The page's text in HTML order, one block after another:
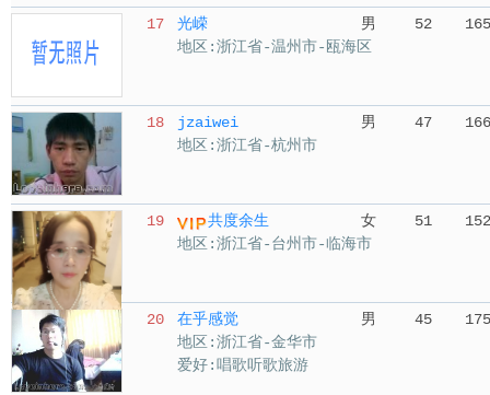
17 光嵘 男 52
165
地区:浙江省-温州市-瓯海区
18 jzaiwei 男 47
166
地区:浙江省-杭州市
19 共度余生 女 51
152
地区:浙江省-台州市-临海市
20 在乎感觉 男 45
175
地区:浙江省-金华市
爱好:唱歌听歌旅游